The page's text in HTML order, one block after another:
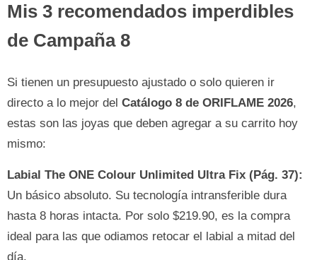
Mis 3 recomendados imperdibles
de Campaña 8
Si tienen un presupuesto ajustado o solo quieren ir
directo a lo mejor del Catálogo 8 de ORIFLAME 2026,
estas son las joyas que deben agregar a su carrito hoy
mismo:
Labial The ONE Colour Unlimited Ultra Fix (Pág. 37):
Un básico absoluto. Su tecnología intransferible dura
hasta 8 horas intacta. Por solo $219.90, es la compra
ideal para las que odiamos retocar el labial a mitad del
día.